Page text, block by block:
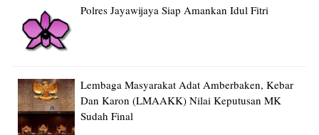
Polres Jayawijaya Siap Amankan Idul Fitri
Lembaga Masyarakat Adat Amberbaken, Kebar
Dan Karon (LMAAKK) Nilai Keputusan MK
Sudah Final